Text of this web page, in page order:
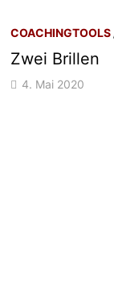
COACHINGTOOLS
Zwei Brillen
4. Mai 2020